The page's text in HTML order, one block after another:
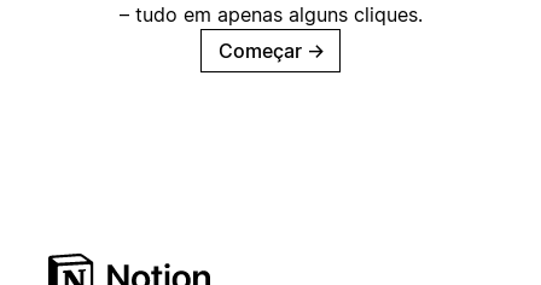
– tudo em apenas alguns cliques.
Começar →